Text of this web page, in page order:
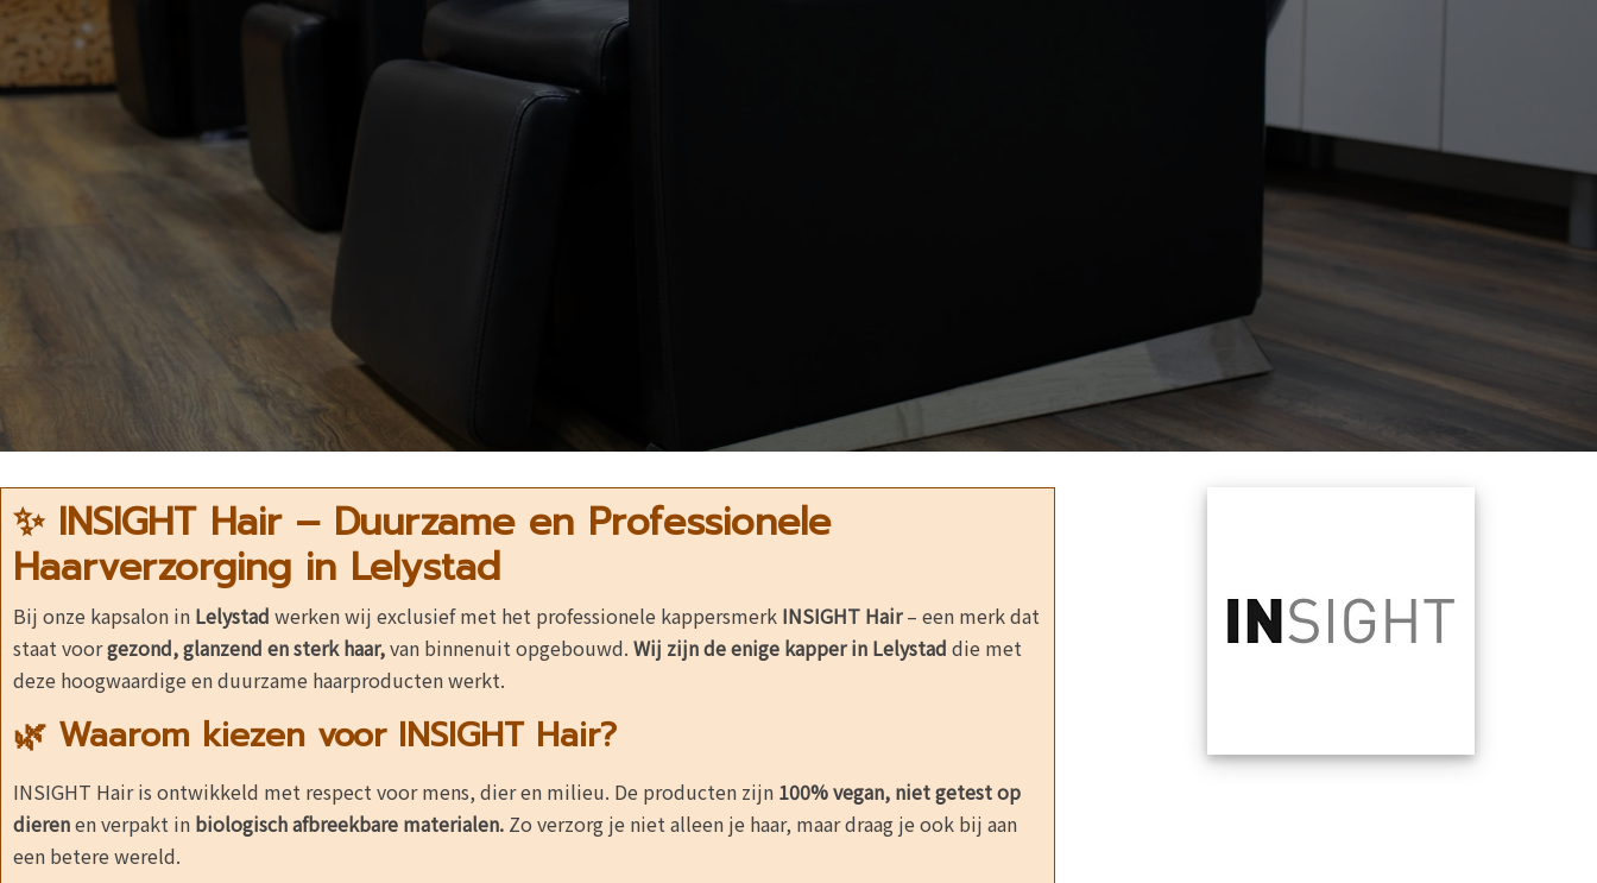
✨ INSIGHT Hair – Duurzame en Professionele
Haarverzorging in Lelystad
Bij onze kapsalon in Lelystad werken wij exclusief met het professionele kappersmerk INSIGHT Hair– een merk dat
staat voorgezond, glanzend en sterk haar,van binnenuit opgebouwd. Wij zijn de enige kapper in Lelystad die met
deze hoogwaardige en duurzame haarproducten werkt.
🌿 Waarom kiezen voor INSIGHT Hair?
INSIGHT Hair is ontwikkeld met respect voor mens, dier en milieu. De producten zijn 100% vegan, niet getest op
dierenen verpakt in biologisch afbreekbare materialen. Zo verzorg je niet alleen je haar, maar draag je ook bij aan
een betere wereld.